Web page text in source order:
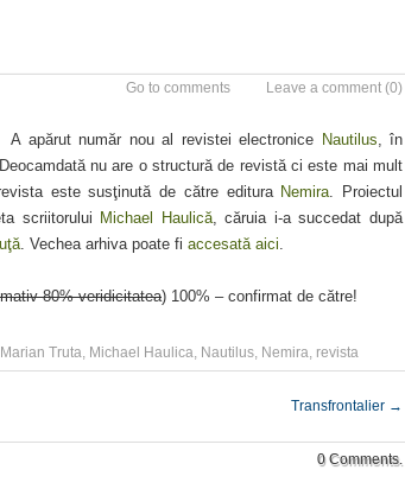
Leave a comment (0)
Go to comments
A apărut număr nou al revistei electronice Nautilus, în
nu are o structură de revistă ci este mai mult
este susţinută de către editura Nemira. Proiectul
scriitorului Michael Haulică, căruia i-a succedat după
. Vechea arhiva poate fi accesată aici.
80% veridicitatea) 100% – confirmat de către!
Marian Truta, Michael Haulica, Nautilus, Nemira, revista
Transfrontalier →
0 Comments.